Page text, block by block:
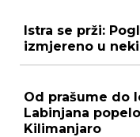
Istra se prži:
izmjereno u
Od prašume do
Labinjana
Kilimanjaro